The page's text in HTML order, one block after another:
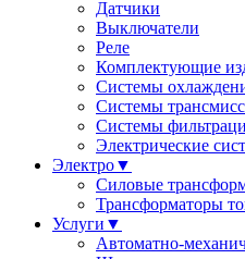
Датчики
Выключатели
Реле
Комплектующие
Системы
Системы
Системы
Электрические
Электро▼
Силовые
Трансформаторы
Услуги ▼
Автоматно-